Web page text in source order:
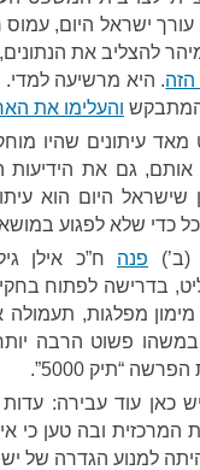
עורך ישראל היום,
להצליב את
הזה. היא מרשיעה
והעלימו את
עיתונים שהיו
אותם, גם את
שישראל היום הוא
כדי שלא לפגוע
(ב’) פנה ח”כ אילן
בדרישה לפתוח
מפלגות,
פשוט הרבה
“תיק 5000”.
כאן עוד עבירה: עדות
המרכזית ובה טען כי
למנוע הגדרה של